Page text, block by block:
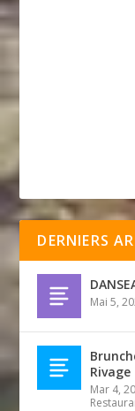
DERNIERS
Mai 5,
Rivage
Mar 4,